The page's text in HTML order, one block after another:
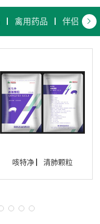
禽用药品 伴侣动物
咳特净 ▏清肺颗粒